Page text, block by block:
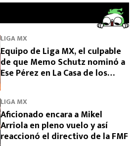
LIGA MX
Equipo de Liga MX, el culpable
de que Memo Schutz nominó a
Ese Pérez en La Casa de los
LIGA MX
Aficionado encara a Mikel
Arriola en pleno vuelo y así
reaccionó el directivo de la FMF